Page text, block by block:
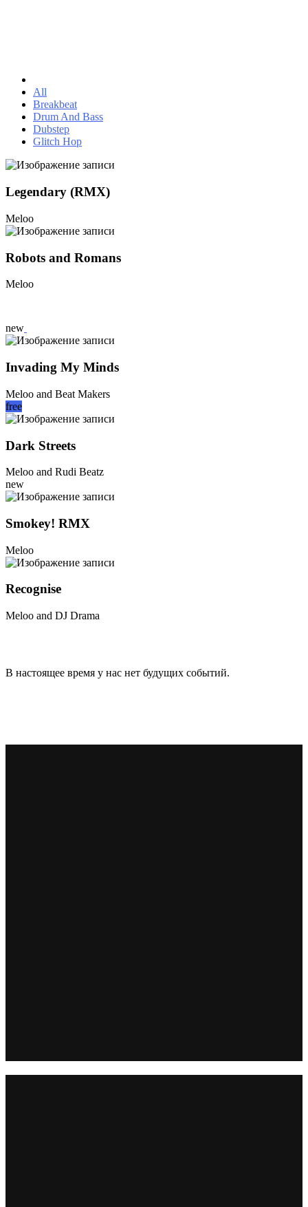
All
Breakbeat
Drum And Bass
Dubstep
Glitch Hop
Legendary (RMX)
Meloo
Robots and Romans
Meloo
new
Invading My Minds
Meloo and Beat Makers
free
Dark Streets
Meloo and Rudi Beatz
new
Smokey! RMX
Meloo
Recognise
Meloo and DJ Drama
В настоящее время у нас нет будущих событий.